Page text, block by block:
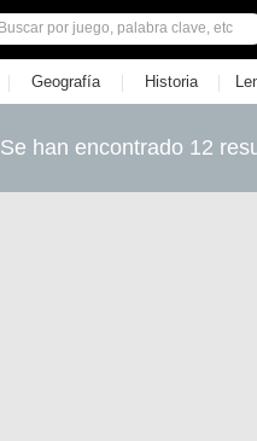
| Geografía | Historia |
Se han encontrado 12